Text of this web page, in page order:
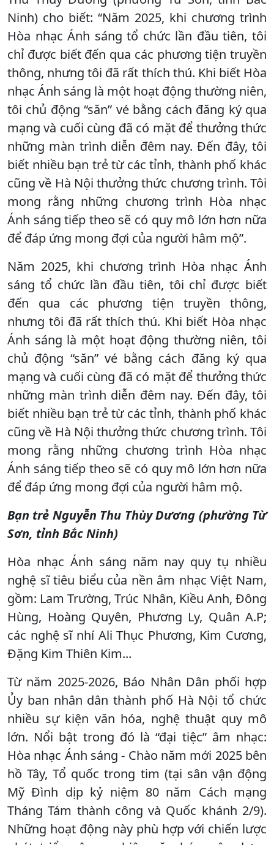
Ninh) cho biết: “Năm 2025, khi chương trình
Hòa nhạc Ánh sáng tổ chức lần đầu tiên, tôi
chỉ được biết đến qua các phương tiện truyền
thông, nhưng tôi đã rất thích thú. Khi biết Hòa
nhạc Ánh sáng là một hoạt động thường niên,
tôi chủ động “săn” vé bằng cách đăng ký qua
mạng và cuối cùng đã có mặt để thưởng thức
những màn trình diễn đêm nay. Đến đây, tôi
biết nhiều bạn trẻ từ các tỉnh, thành phố khác
cũng về Hà Nội thưởng thức chương trình. Tôi
mong rằng những chương trình Hòa nhạc
Ánh sáng tiếp theo sẽ có quy mô lớn hơn nữa
để đáp ứng mong đợi của người hâm mộ”.
Năm 2025, khi chương trình Hòa nhạc Ánh
sáng tổ chức lần đầu tiên, tôi chỉ được biết
đến qua các phương tiện truyền thông,
nhưng tôi đã rất thích thú. Khi biết Hòa nhạc
Ánh sáng là một hoạt động thường niên, tôi
chủ động “săn” vé bằng cách đăng ký qua
mạng và cuối cùng đã có mặt để thưởng thức
những màn trình diễn đêm nay. Đến đây, tôi
biết nhiều bạn trẻ từ các tỉnh, thành phố khác
cũng về Hà Nội thưởng thức chương trình. Tôi
mong rằng những chương trình Hòa nhạc
Ánh sáng tiếp theo sẽ có quy mô lớn hơn nữa
để đáp ứng mong đợi của người hâm mộ.
Bạn trẻ Nguyễn Thu Thùy Dương (phường Từ
Sơn, tỉnh Bắc Ninh)
Hòa nhạc Ánh sáng năm nay quy tụ nhiều
nghệ sĩ tiêu biểu của nền âm nhạc Việt Nam,
gồm: Lam Trường, Trúc Nhân, Kiều Anh, Đông
Hùng, Hoàng Quyên, Phương Ly, Quân A.P;
các nghệ sĩ nhí Ali Thục Phương, Kim Cương,
Đặng Kim Thiên Kim...
Từ năm 2025-2026, Báo Nhân Dân phối hợp
Ủy ban nhân dân thành phố Hà Nội tổ chức
nhiều sự kiện văn hóa, nghệ thuật quy mô
lớn. Nổi bật trong đó là “đại tiệc” âm nhạc:
Hòa nhạc Ánh sáng - Chào năm mới 2025 bên
hồ Tây, Tổ quốc trong tim (tại sân vận động
Mỹ Đình dịp kỷ niệm 80 năm Cách mạng
Tháng Tám thành công và Quốc khánh 2/9).
Những hoạt động này phù hợp với chiến lược